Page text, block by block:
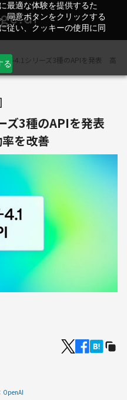
最適な体験を提供するた
同意ボタンをクリックする
従い、クッキーの使用に同
る
4.1シリーズ3種のAPIを発表 高
ズ3種のAPIを発表
を改善
OpenAI